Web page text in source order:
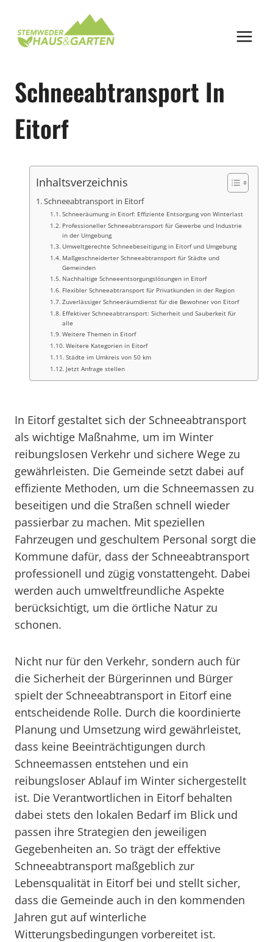
springen
Schneeabtransport In
Eitorf
Inhaltsverzeichnis
Schneeabtransport in Eitorf
Schneeräumung in Eitorf: Effiziente Entsorgung von Winterlast
Professioneller Schneeabtransport für Gewerbe und Industrie
in der Umgebung
Umweltgerechte Schneebeseitigung in Eitorf und Umgebung
Maßgeschneiderter Schneeabtransport für Städte und
Gemeinden
Nachhaltige Schneeentsorgungslösungen in Eitorf
Flexibler Schneeabtransport für Privatkunden in der Region
Zuverlässiger Schneeräumdienst für die Bewohner von Eitorf
Effektiver Schneeabtransport: Sicherheit und Sauberkeit für
alle
Weitere Themen in Eitorf
Weitere Kategorien in Eitorf
Städte im Umkreis von 50 km
Jetzt Anfrage stellen
In Eitorf gestaltet sich der Schneeabtransport
als wichtige Maßnahme, um im Winter
reibungslosen Verkehr und sichere Wege zu
gewährleisten. Die Gemeinde setzt dabei auf
effiziente Methoden, um die Schneemassen zu
beseitigen und die Straßen schnell wieder
passierbar zu machen. Mit speziellen
Fahrzeugen und geschultem Personal sorgt die
Kommune dafür, dass der Schneeabtransport
professionell und zügig vonstattengeht. Dabei
werden auch umweltfreundliche Aspekte
berücksichtigt, um die örtliche Natur zu
schonen.
Nicht nur für den Verkehr, sondern auch für
die Sicherheit der Bürgerinnen und Bürger
spielt der Schneeabtransport in Eitorf eine
entscheidende Rolle. Durch die koordinierte
Planung und Umsetzung wird gewährleistet,
dass keine Beeinträchtigungen durch
Schneemassen entstehen und ein
reibungsloser Ablauf im Winter sichergestellt
ist. Die Verantwortlichen in Eitorf behalten
dabei stets den lokalen Bedarf im Blick und
passen ihre Strategien den jeweiligen
Gegebenheiten an. So trägt der effektive
Schneeabtransport maßgeblich zur
Lebensqualität in Eitorf bei und stellt sicher,
dass die Gemeinde auch in den kommenden
Jahren gut auf winterliche
Witterungsbedingungen vorbereitet ist.